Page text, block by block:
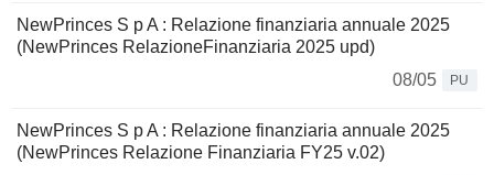
NewPrinces S p A : Relazione finanziaria annuale 2025
(NewPrinces RelazioneFinanziaria 2025 upd)
08/05
PU
NewPrinces S p A : Relazione finanziaria annuale 2025
(NewPrinces Relazione Finanziaria FY25 v.02)